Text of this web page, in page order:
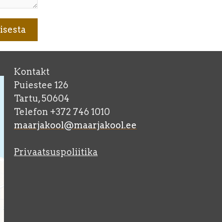
Kontakt
Puiestee 126
Tartu, 50604
Telefon +372 746 1010
maarjakool@maarjakool.ee
Privaatsuspoliitika